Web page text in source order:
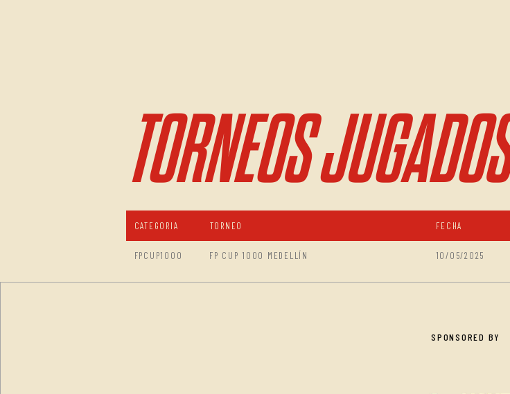
TORNEOS JUGADOS
CATEGORIA TORNEO FECHA
FPCUP1000 FP CUP 1000 MEDELLÍN 10/05/2025
SPONSORED BY